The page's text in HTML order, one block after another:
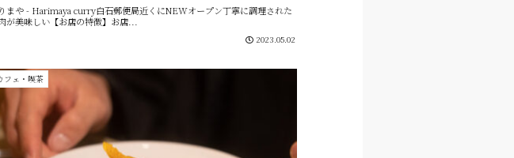
まや - Harimaya curry白石郵便局近くにNEWオープン丁寧に調理された
が美味しい【お店の特徴】お店...
2023.05.02
フェ・喫茶